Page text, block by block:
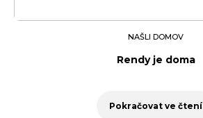
NAŠLI DOMOV
Rendy je doma
Pokračovat ve čtení